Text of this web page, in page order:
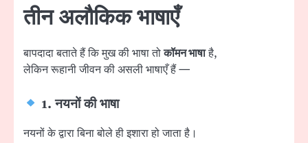
तीन अलौकिक भाषाएँ
बापदादा बताते हैं कि मुख की भाषा तोकॉमन भाषाहै,
लेकिन रूहानी जीवन की असली भाषाएँ हैं —
1. नयनों की भाषा
नयनों के द्वारा बिना बोले ही इशारा हो जाता है।